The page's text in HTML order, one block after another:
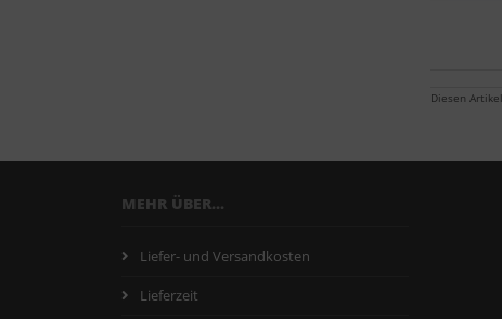
Diesen
MEHR ÜBER...
Liefer- und Versandkosten
Lieferzeit